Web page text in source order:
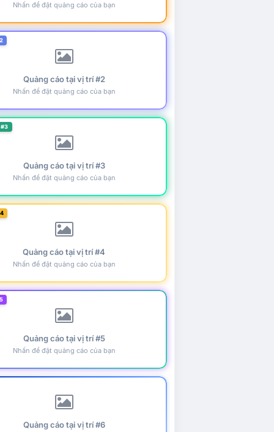
Nhấn để đặt quảng cáo của bạn
Quảng cáo tại vị trí #2
Nhấn để đặt quảng cáo của bạn
Quảng cáo tại vị trí #3
Nhấn để đặt quảng cáo của bạn
Quảng cáo tại vị trí #4
Nhấn để đặt quảng cáo của bạn
Quảng cáo tại vị trí #5
Nhấn để đặt quảng cáo của bạn
Quảng cáo tại vị trí #6